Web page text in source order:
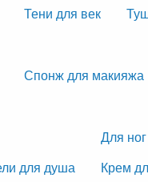
Тени для век
Спонж для макияжа
для душа
Для ног
Крем